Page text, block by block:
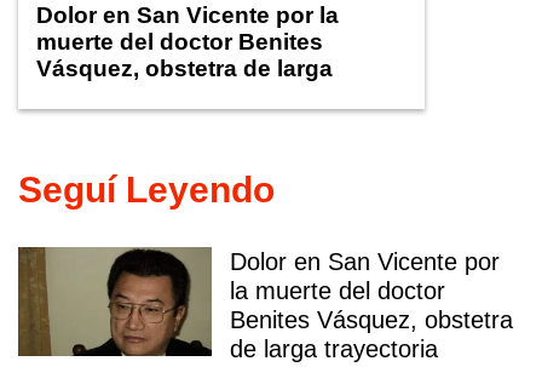
Dolor en San Vicente por la
muerte del doctor Benites
Vásquez, obstetra de larga
Seguí Leyendo
Dolor en San Vicente por
la muerte del doctor
Benites Vásquez, obstetra
de larga trayectoria